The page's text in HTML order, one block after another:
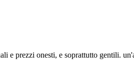
e prezzi onesti, e soprattutto gentili.